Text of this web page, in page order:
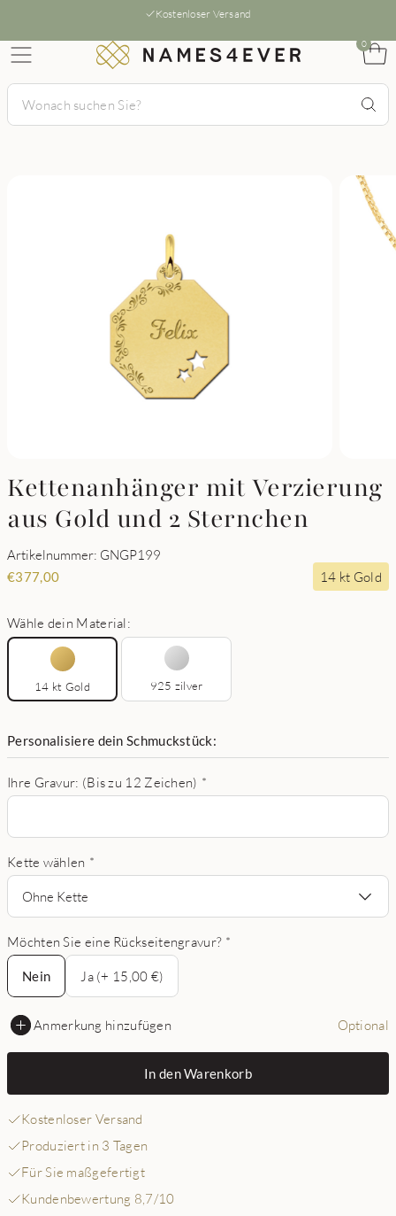
Kostenloser Versand
0
Kettenanhänger mit Verzierung
aus Gold und 2 Sternchen
Artikelnummer: GNGP199
€377,00 14 kt Gold
Wähle dein Material:
14 kt Gold 925 zilver
Personalisiere dein Schmuckstück:
Ihre Gravur: (Bis zu 12 Zeichen) *
Kette wählen *
Ohne Kette
Möchten Sie eine Rückseitengravur? *
Nein
Nein
Ja (+ 15,00 €)
Anmerkung hinzufügen Optional
In den Warenkorb
Kostenloser Versand
Produziert in 3 Tagen
Für Sie maßgefertigt
Kundenbewertung 8,7/10